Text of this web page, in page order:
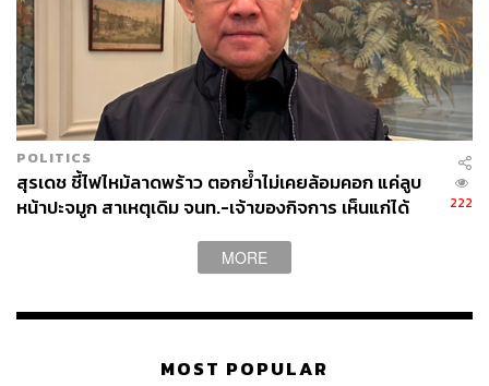
POLITICS
สุรเดช ชี้ไฟไหม้ลาดพร้าว ตอกย้ำไม่เคยล้อมคอก แค่ลูบ
หน้าปะจมูก สาเหตุเดิม จนท.-เจ้าของกิจการ เห็นแก่ได้
222
MORE
MOST POPULAR